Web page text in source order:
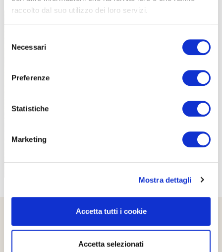
raccolto dal suo utilizzo dei loro servizi.
delNecessari
Preferenze
Statistiche
Marketing
Mostra dettagli
Accetta tutti i cookie
Accetta selezionati